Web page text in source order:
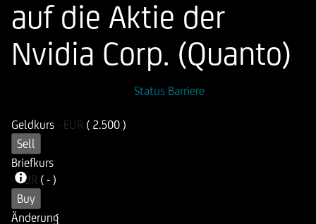
auf die Aktie der
Nvidia Corp. (Quanto)
Status Barriere
Geldkurs - EUR ( 2.500 )
Sell
Briefkurs
-EUR ( - )
Buy
Änderung